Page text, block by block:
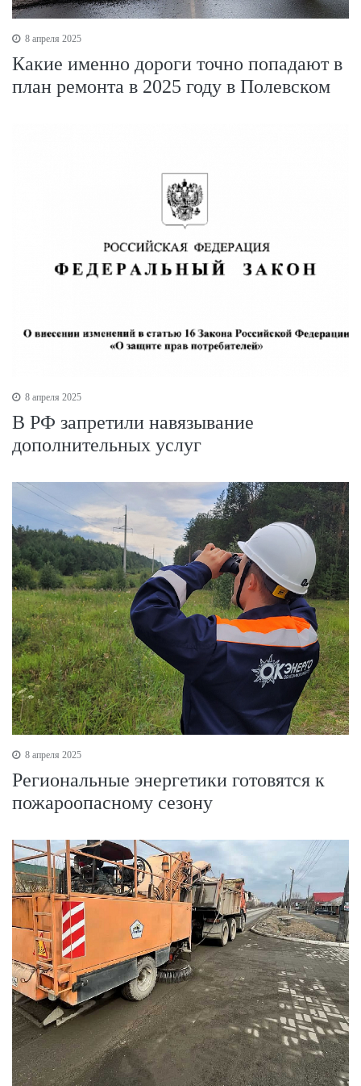
8 апреля 2025
Какие именно дороги точно попадают в
план ремонта в 2025 году в Полевском
8 апреля 2025
В РФ запретили навязывание
дополнительных услуг
8 апреля 2025
Региональные энергетики готовятся к
пожароопасному сезону